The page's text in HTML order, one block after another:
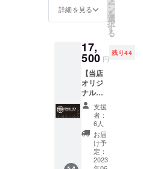
セット
です。
メー
REVOM
AX サイ
ズ：
20oz（
592㎖）
カ
ラー：
オリー
ブグ
リーン
詳細を見る ー
ン
を
選
択
す
る
17,
500 円
残り44
【当店
オリジ
ナル
ビール
10杯+1
ドリン
クチ
ケッ
ト】 当
店で醸
支援
者：
6人
お届
け予
定：
2023